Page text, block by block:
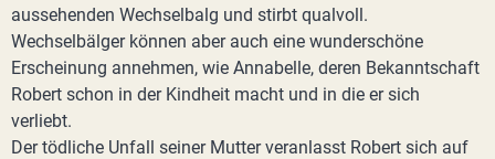
aussehenden Wechselbalg und stirbt qualvoll.
Wechselbälger können aber auch eine wunderschöne
Erscheinung annehmen, wie Annabelle, deren Bekanntschaft
Robert schon in der Kindheit macht und in die er sich
verliebt.
Der tödliche Unfall seiner Mutter veranlasst Robert sich auf